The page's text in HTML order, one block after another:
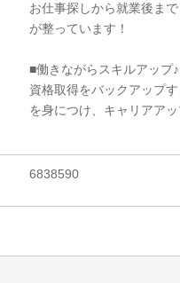
お仕事探しから就業後ま
が整っています！
■働きながらスキルアップ♪
資格取得をバックアップ
を身につけ、キャリアア
6838590